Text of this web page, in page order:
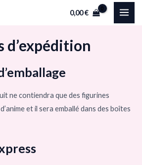
0,00€
d’expédition
ne contiendra que des figurines
et il sera emballé dans des boîtes